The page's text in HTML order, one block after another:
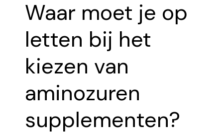
Waar moet je op
letten bij het
kiezen van
aminozuren
supplementen?